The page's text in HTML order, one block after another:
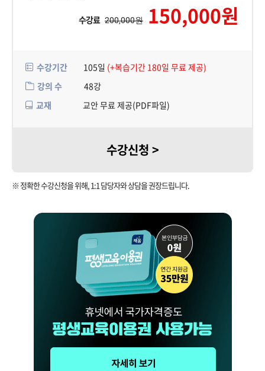
수강료 200,000원 150,000원
수강기간 105일 (+복습기간 180일 무료 제공)
강의 수
48강
교재
교안 무료 제공(PDF파일)
수강신청 >
※ 정확한 수강신청을 위해, 1:1 담당자와 상담을 권장드립니다.